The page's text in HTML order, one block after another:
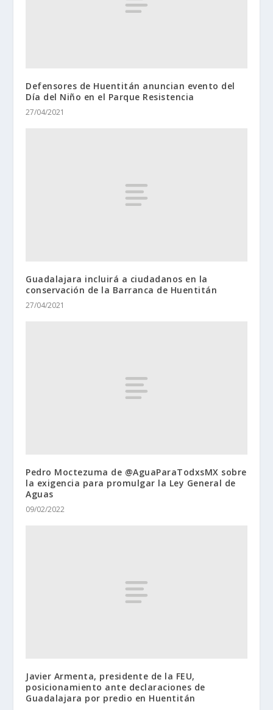
Defensores de Huentitán anuncian evento del
Día del Niño en el Parque Resistencia
27/04/2021
Guadalajara incluirá a ciudadanos en la
conservación de la Barranca de Huentitán
27/04/2021
Pedro Moctezuma de @AguaParaTodxsMX sobre
la exigencia para promulgar la Ley General de
Aguas
09/02/2022
Javier Armenta, presidente de la FEU,
posicionamiento ante declaraciones de
Guadalajara por predio en Huentitán